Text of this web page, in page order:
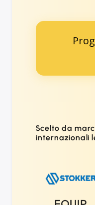
Scelto da
internazionali